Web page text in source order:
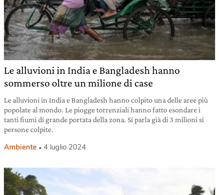
Le alluvioni in India e Bangladesh hanno
sommerso oltre un milione di case
Le alluvioni in India e Bangladesh hanno colpito una delle aree più
popolate al mondo. Le piogge torrenziali hanno fatto esondare i
tanti fiumi di grande portata della zona. Si parla già di 3 milioni si
persone colpite.
Ambiente 4 luglio 2024